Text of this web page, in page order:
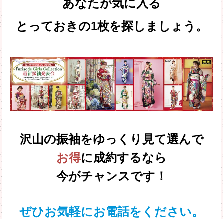
あなたが気に入る
とっておきの1枚を探しましょう。
沢山の振袖をゆっくり見て選んで
お得に成約するなら
今がチャンスです！
ぜひお気軽にお電話をください。